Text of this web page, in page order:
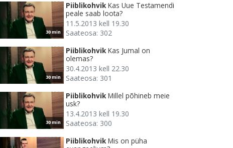
30 min
Piiblikohvik Kas Uue Testamendi
peale saab loota?
11.5.2013 kell 19.30
Saateosa: 302
30 min
Piiblikohvik Kas Jumal on
olemas?
30.4.2013 kell 22.30
Saateosa: 301
30 min
Piiblikohvik Millel põhineb meie
usk?
13.4.2013 kell 19.30
Saateosa: 300
Piiblikohvik Mis on püha